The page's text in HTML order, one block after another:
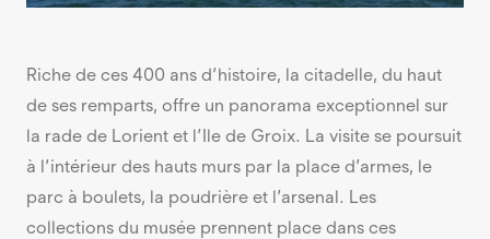
Riche de ces 400 ans d’histoire, la citadelle, du haut
de ses remparts, offre un panorama exceptionnel sur
la rade de Lorient et l’Ile de Groix. La visite se poursuit
à l’intérieur des hauts murs par la place d’armes, le
parc à boulets, la poudrière et l’arsenal. Les
collections du musée prennent place dans ces